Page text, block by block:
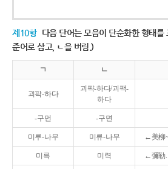
제10항 다음 단어는 모음이 단순화한 형태를
준어로 삼고, ㄴ을 버림.)
ㄱ ㄴ
괴팍-하다
괴퍅-하다/괴팩-
하다
-구먼 -구면
미루-나무 미류-나무 ←美柳
미륵 미력 ←彌勒.